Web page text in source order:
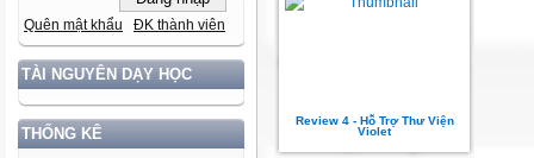
Quên mật khẩu ĐK thành viên
TÀI NGUYÊN DẠY HỌC
THỐNG KÊ
Review 4 - Hỗ Trợ Thư Viện
Violet